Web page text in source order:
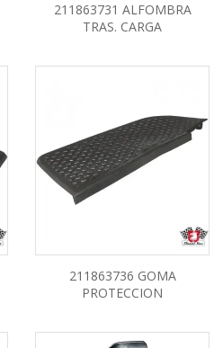
211863731 ALFOMBRA
TRAS. CARGA
211863736 GOMA
PROTECCION